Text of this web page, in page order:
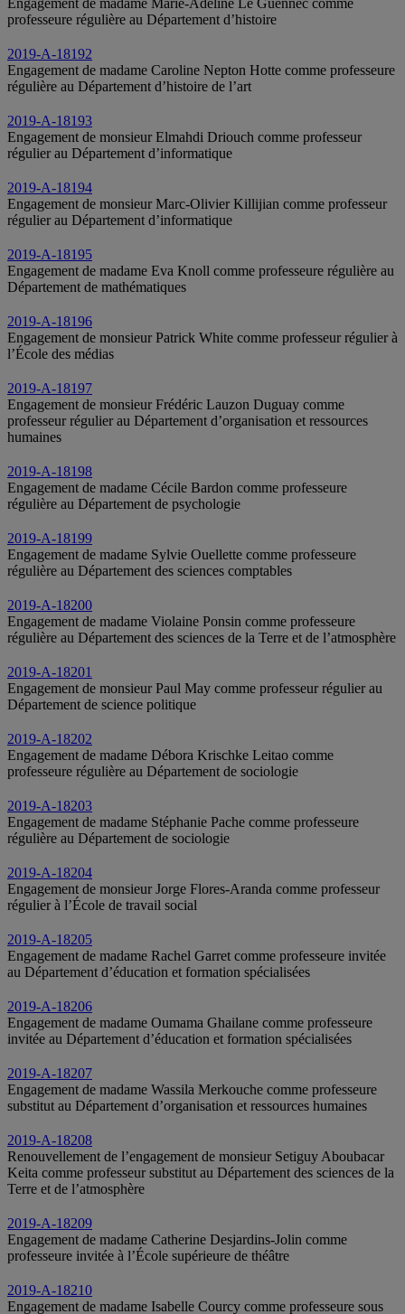
Engagement de madame Marie-Adeline Le Guennec comme
professeure régulière au Département d’histoire
2019-A-18192
Engagement de madame Caroline Nepton Hotte comme professeure
régulière au Département d’histoire de l’art
2019-A-18193
Engagement de monsieur Elmahdi Driouch comme professeur
régulier au Département d’informatique
2019-A-18194
Engagement de monsieur Marc-Olivier Killijian comme professeur
régulier au Département d’informatique
2019-A-18195
Engagement de madame Eva Knoll comme professeure régulière au
Département de mathématiques
2019-A-18196
Engagement de monsieur Patrick White comme professeur régulier à
l’École des médias
2019-A-18197
Engagement de monsieur Frédéric Lauzon Duguay comme
professeur régulier au Département d’organisation et ressources
humaines
2019-A-18198
Engagement de madame Cécile Bardon comme professeure
régulière au Département de psychologie
2019-A-18199
Engagement de madame Sylvie Ouellette comme professeure
régulière au Département des sciences comptables
2019-A-18200
Engagement de madame Violaine Ponsin comme professeure
régulière au Département des sciences de la Terre et de l’atmosphère
2019-A-18201
Engagement de monsieur Paul May comme professeur régulier au
Département de science politique
2019-A-18202
Engagement de madame Débora Krischke Leitao comme
professeure régulière au Département de sociologie
2019-A-18203
Engagement de madame Stéphanie Pache comme professeure
régulière au Département de sociologie
2019-A-18204
Engagement de monsieur Jorge Flores-Aranda comme professeur
régulier à l’École de travail social
2019-A-18205
Engagement de madame Rachel Garret comme professeure invitée
au Département d’éducation et formation spécialisées
2019-A-18206
Engagement de madame Oumama Ghailane comme professeure
invitée au Département d’éducation et formation spécialisées
2019-A-18207
Engagement de madame Wassila Merkouche comme professeure
substitut au Département d’organisation et ressources humaines
2019-A-18208
Renouvellement de l’engagement de monsieur Setiguy Aboubacar
Keita comme professeur substitut au Département des sciences de la
Terre et de l’atmosphère
2019-A-18209
Engagement de madame Catherine Desjardins-Jolin comme
professeure invitée à l’École supérieure de théâtre
2019-A-18210
Engagement de madame Isabelle Courcy comme professeure sous